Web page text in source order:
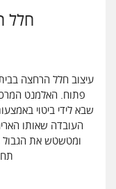
חלל
עיצוב חלל הרחצה
פתוח. האלמנט
שבא לידי ביטוי
העובדה שאותו
ומטשטש את הגבול